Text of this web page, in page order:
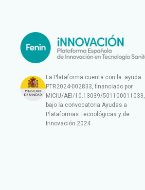
La Plataforma cuenta con la ayuda
PTR2024-002833, financiado por
MICIU/AEI/10.13039/501100011033,
bajo la convocatoria Ayudas a
Plataformas Tecnológicas y de
Innovación 2024.